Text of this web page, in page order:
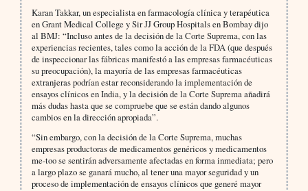
Karan Takkar, un especialista en farmacología clínica y terapéutica
en Grant Medical College y Sir JJ Group Hospitals en Bombay dijo
al BMJ: “Incluso antes de la decisión de la Corte Suprema, con las
experiencias recientes, tales como la acción de la FDA (que después
de inspeccionar las fábricas manifestó a las empresas farmacéuticas
su preocupación), la mayoría de las empresas farmacéuticas
extranjeras podrían estar reconsiderando la implementación de
ensayos clínicos en India, y la decisión de la Corte Suprema añadirá
más dudas hasta que se compruebe que se están dando algunos
cambios en la dirección apropiada”.
“Sin embargo, con la decisión de la Corte Suprema, muchas
empresas productoras de medicamentos genéricos y medicamentos
me-too se sentirán adversamente afectadas en forma inmediata; pero
a largo plazo se ganará mucho, al tener una mayor seguridad y un
proceso de implementación de ensayos clínicos que generé mayor